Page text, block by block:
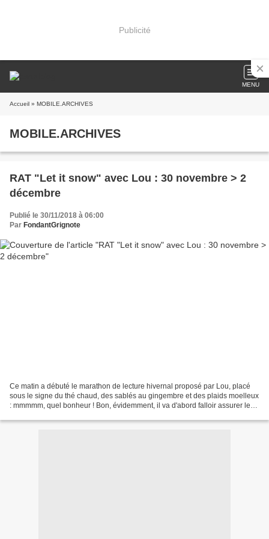
Publicité
MENU
Accueil » MOBILE.ARCHIVES
MOBILE.ARCHIVES
RAT "Let it snow" avec Lou : 30 novembre > 2
décembre
Publié le 30/11/2018 à 06:00
Par FondantGrignote
Ce matin a débuté le marathon de lecture hivernal proposé par Lou, placé
sous le signe du thé chaud, des sablés au gingembre et des plaids moelleux
: mmmmm, quel bonheur ! Bon, évidemment, il va d'abord falloir assurer les